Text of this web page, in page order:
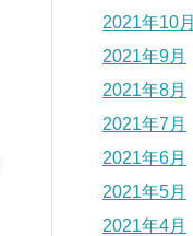
2021年10月
2021年9月
2021年8月
2021年7月
2021年6月
2021年5月
2021年4月